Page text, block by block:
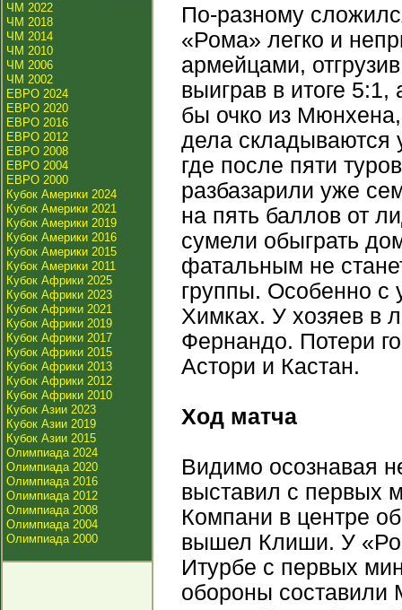
ЧМ 2022
ЧМ 2018
ЧМ 2014
ЧМ 2010
ЧМ 2006
ЧМ 2002
ЕВРО 2024
ЕВРО 2020
ЕВРО 2016
ЕВРО 2012
ЕВРО 2008
ЕВРО 2004
ЕВРО 2000
Кубок Америки 2024
Кубок Америки 2021
Кубок Америки 2019
Кубок Америки 2016
Кубок Америки 2015
Кубок Америки 2011
Кубок Африки 2025
Кубок Африки 2023
Кубок Африки 2021
Кубок Африки 2019
Кубок Африки 2017
Кубок Африки 2015
Кубок Африки 2013
Кубок Африки 2012
Кубок Африки 2010
Кубок Азии 2023
Кубок Азии 2019
Кубок Азии 2015
Олимпиада 2024
Олимпиада 2020
Олимпиада 2016
Олимпиада 2012
Олимпиада 2008
Олимпиада 2004
Олимпиада 2000
По-разному
«Рома» легко и
армейцами,
выиграв в итоге 5:1,
бы очко из
дела складываются
где после пяти
разбазарили уже
на пять баллов от
сумели обыграть
фатальным не
группы. Особенно с
Химках. У хозяев в
Фернандо. Потери
Астори и Кастан.
Ход матча
Видимо осознавая
выставил с первых
Компани в центре
вышел Клиши. У
Итурбе с первых
обороны составили